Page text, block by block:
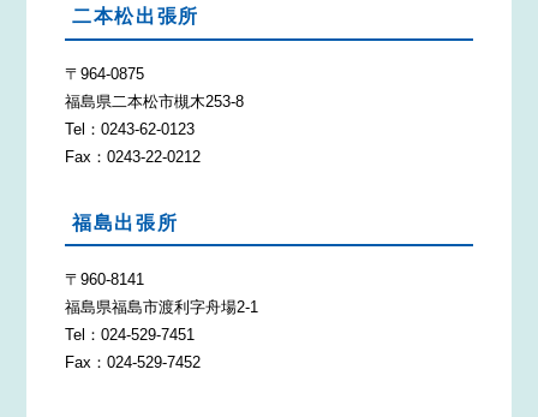
二本松出張所
〒964-0875
福島県二本松市槻木253-8
Tel：0243-62-0123
Fax：0243-22-0212
福島出張所
〒960-8141
福島県福島市渡利字舟場2-1
Tel：024-529-7451
Fax：024-529-7452